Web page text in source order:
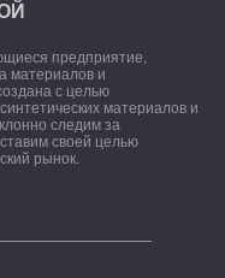
предприятие,
материалов и
с целью
материалов и
следим за
своей целью
рынок.